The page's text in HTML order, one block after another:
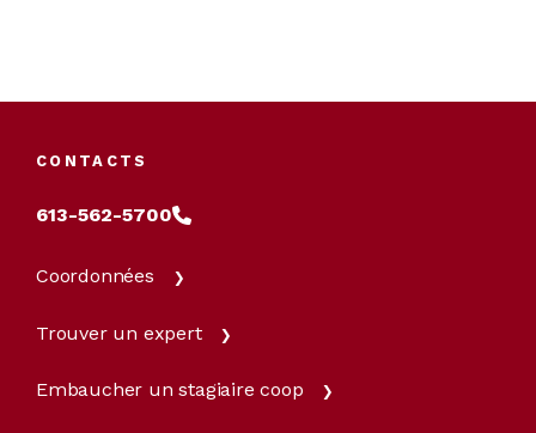
CONTACTS
613-562-5700
Coordonnées
Trouver un expert
Embaucher un stagiaire coop